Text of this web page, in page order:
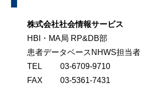
株式会社社会情報サービス
HBI・MA局 RP&DB部
患者データベースNHWS担当者
TEL
03-6709-9710
FAX
03-5361-7431